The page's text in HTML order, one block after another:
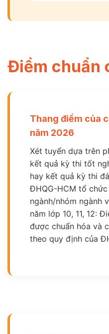
Điểm chuẩn
Thang điểm của
năm 2026
Xét tuyển dựa trên
kết quả kỳ thi tốt
hay kết quả kỳ thi
ĐHQG-HCM tổ
ngành/nhóm ngành
năm lớp 10, 11, 12:
được chuẩn hóa và
theo quy định của